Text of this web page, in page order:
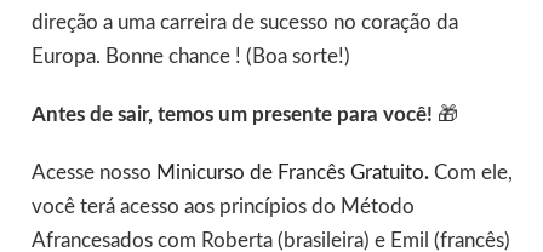
direção a uma carreira de sucesso no coração da
Europa. Bonne chance ! (Boa sorte!)
Antes de sair, temos um presente para você! 🎁
Acesse nosso Minicurso de Francês Gratuito. Com ele,
você terá acesso aos princípios do Método
Afrancesados com Roberta (brasileira) e Emil (francês)